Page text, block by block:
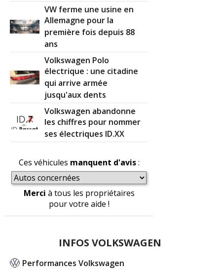
VW ferme une usine en
Allemagne pour la
première fois depuis 88
ans
Volkswagen Polo
électrique : une citadine
qui arrive armée
jusqu'aux dents
Volkswagen abandonne
les chiffres pour nommer
ses électriques ID.XX
Ces véhicules manquent d'avis:
Merci à tous les propriétaires
pour votre aide !
INFOS VOLKSWAGEN
Performances Volkswagen